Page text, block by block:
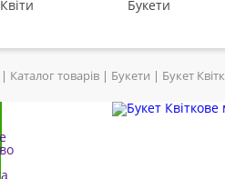
Квіти Букети
Каталог товарів Букети Букет